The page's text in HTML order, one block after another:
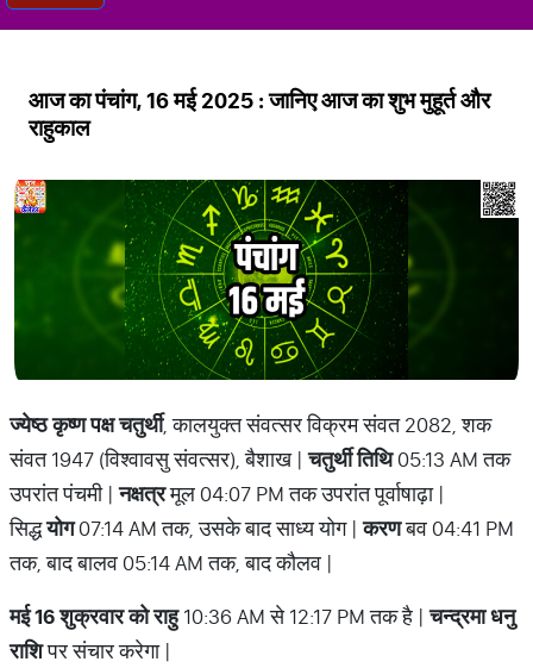
आज का पंचांग, 16 मई 2025 : जानिए आज का शुभ मुहूर्त और
राहुकाल
ज्येष्ठ कृष्ण पक्ष चतुर्थी, कालयुक्त संवत्सर विक्रम संवत 2082, शक
संवत 1947 (विश्वावसु संवत्सर), बैशाख |चतुर्थी तिथि05:13 AM तक
उपरांत पंचमी |नक्षत्रमूल 04:07 PM तक उपरांत पूर्वाषाढ़ा |
सिद्धयोग07:14 AM तक, उसके बाद साध्य योग |करणबव 04:41 PM
तक, बाद बालव 05:14 AM तक, बाद कौलव |
मई 16 शुक्रवार को राहु10:36 AM से 12:17 PM तक है |चन्द्रमा धनु
राशिपर संचार करेगा |